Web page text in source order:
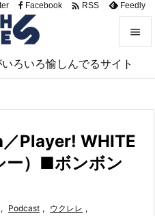
ろいろ愉しんでるサイト


サイド

前へ
Facebook  RSS Feedly
Player! WHITE
ー）■ボンボン
, Podcast , ウクレレ ,